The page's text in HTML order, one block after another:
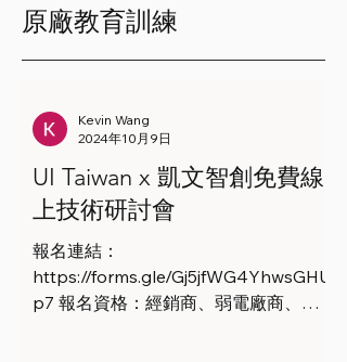
Professional (UFSP) •[入門-免費] 8/25
8/26 (三) 9:00 ~ 16:30 UniFi Wireless
9:00 ~ 16:30 UniFi Full Stack
Professional (UFSP) •[進階/付費課
9/16 (三) 9:00 ~ 16:30 UniFi Routing,
Switching & Cybersecurity Admin
(URSCA) 課程地點：台中市南屯區 請
原廠教育訓練
UI Taiwan x 凱文智創免費線
上技術研討會
報名連結：
https://forms.gle/Gj5jfWG4YhwsGHU
p7 報名資格：經銷商、弱電廠商、安裝
Kevin Wang
2024年10月9日